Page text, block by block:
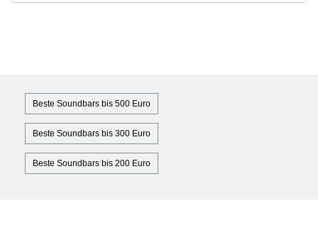
Beste Soundbars bis 500 Euro
Beste Soundbars bis 300 Euro
Beste Soundbars bis 200 Euro